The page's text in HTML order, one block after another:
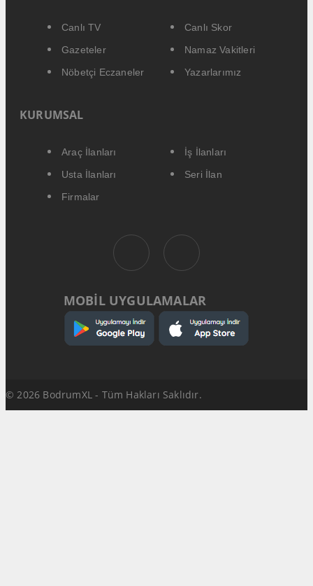
Canlı TV
Canlı Skor
Gazeteler
Namaz Vakitleri
Nöbetçi Eczaneler
Yazarlarımız
KURUMSAL
Araç İlanları
İş İlanları
Usta İlanları
Seri İlan
Firmalar
MOBİL UYGULAMALAR
© 2026 BodrumXL - Tüm Hakları Saklıdır.